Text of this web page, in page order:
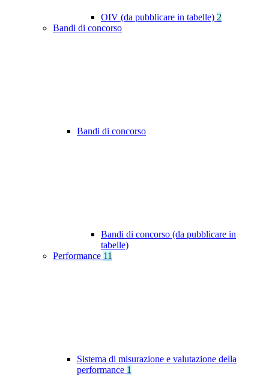
OIV (da pubblicare in tabelle) 2
Bandi di concorso
Bandi di concorso
Bandi di concorso (da pubblicare in
tabelle)
Performance 11
Sistema di misurazione e valutazione della
performance 1